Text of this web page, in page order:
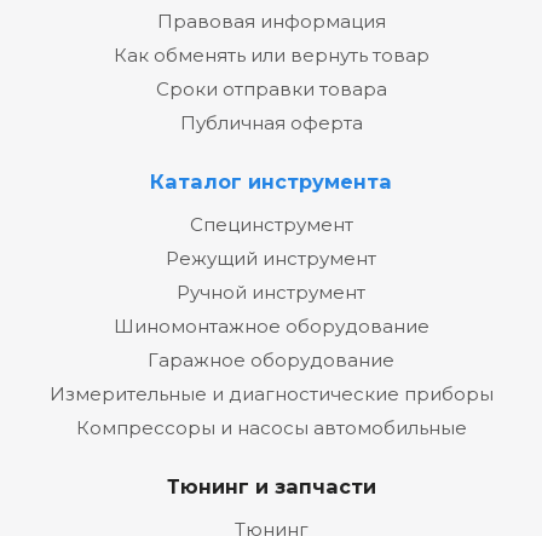
Правовая информация
Как обменять или вернуть товар
Сроки отправки товара
Публичная оферта
Каталог инструмента
Специнструмент
Режущий инструмент
Ручной инструмент
Шиномонтажное оборудование
Гаражное оборудование
Измерительные и диагностические приборы
Компрессоры и насосы автомобильные
Тюнинг и запчасти
Тюнинг